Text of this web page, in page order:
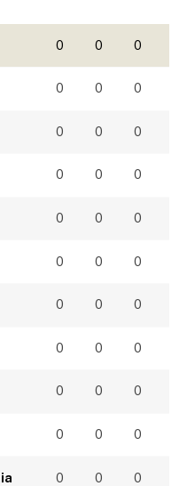
0 0 0
0 0 0
0 0 0
0 0 0
0 0 0
0 0 0
0 0 0
0 0 0
0 0 0
0 0 0
0 0 0